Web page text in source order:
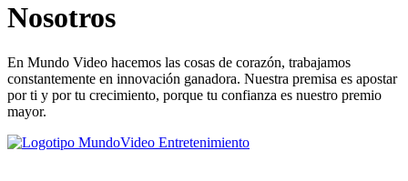
Nosotros
En Mundo Video hacemos las cosas de corazón, trabajamos
constantemente en innovación ganadora. Nuestra premisa es apostar
por ti y por tu crecimiento, porque tu confianza es nuestro premio
mayor.